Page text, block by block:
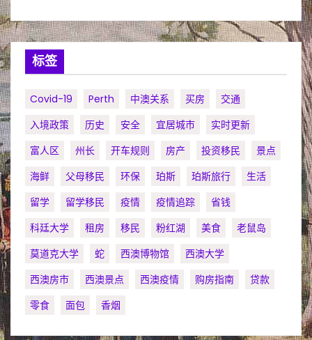
标签
Covid-19 Perth 中澳关系 买房
交通
入境政策
历史 安全 宜居城市
实时更新
富人区
州长 开车规则 房产 投资移民
景点
海鲜
父母移民 环保 珀斯 珀斯旅行
生活
留学
留学移民 疫情 疫情追踪
省钱
科廷大学
租房 移民 粉红湖 美食
老鼠岛
莫道克大学
蛇 西澳博物馆
西澳大学
西澳房市
西澳景点 西澳疫情 购房指南
贷款
零食
面包 香烟